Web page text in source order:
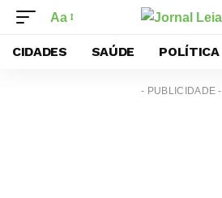
Aa
CIDADES SAÚDE POLÍTICA
- PUBLICIDADE -